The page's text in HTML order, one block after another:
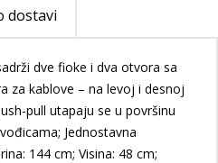
dostavi
dve fioke i dva otvora sa
za kablove – na levoj i desnoj
pull utapaju se u površinu
Jednostavna
144 cm; Visina: 48 cm;